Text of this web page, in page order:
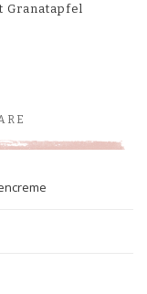
Granatapfel